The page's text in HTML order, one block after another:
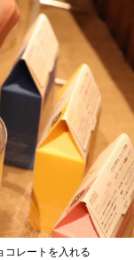
コレートを入れる